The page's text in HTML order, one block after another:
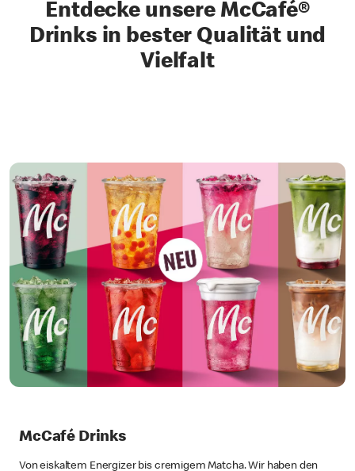
Entdecke unsere McCafé®
Drinks in bester Qualität und
Vielfalt
McCafé Drinks
Von eiskaltem Energizer bis cremigem Matcha. Wir haben den